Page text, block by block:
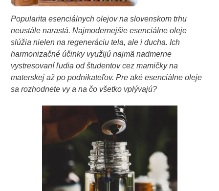
Popularita esenciálnych olejov na slovenskom trhu
neustále narastá. Najmodernejšie esenciálne oleje
slúžia nielen na regeneráciu tela, ale i ducha. Ich
harmonizačné účinky využijú najmä nadmerne
vystresovaní ľudia od študentov cez mamičky na
materskej až po podnikateľov. Pre aké esenciálne oleje
sa rozhodnete vy a na čo všetko vplývajú?